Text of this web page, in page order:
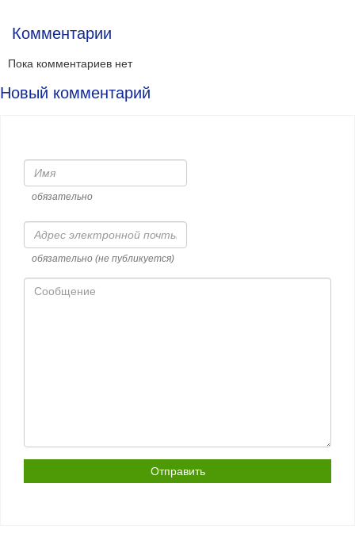
Комментарии
Пока комментариев нет
Новый комментарий
Имя
обязательно
Адрес
электронной
почты
обязательно (не публикуется)
Сообщение